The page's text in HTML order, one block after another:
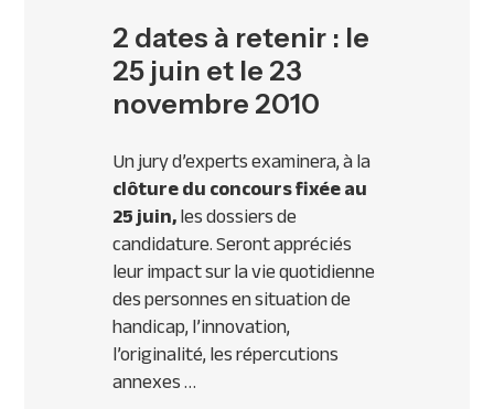
2 dates à retenir : le
25 juin et le 23
novembre 2010
Un jury d’experts examinera, à la
clôture du concours fixée au
25 juin,les dossiers de
candidature. Seront appréciés
leur impact sur la vie quotidienne
des personnes en situation de
handicap, l’innovation,
l’originalité, les répercutions
annexes …